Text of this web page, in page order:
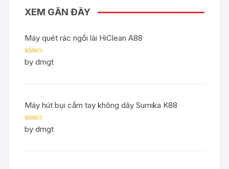
XEM GẦN ĐÂY
Máy quét rác ngồi lái HiClean A88
Rated5out
of 5
by dmgt
Máy hút bụi cầm tay không dây Sumika K88
Rated5out
of 5
by dmgt